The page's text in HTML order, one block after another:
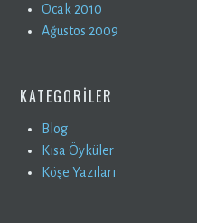
Ocak 2010
Ağustos 2009
KATEGORILER
Blog
Kısa Öyküler
Köşe Yazıları